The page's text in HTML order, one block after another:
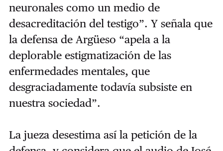
neuronales como un medio de
desacreditación del testigo”. Y señala que
la defensa de Argüeso “apela a la
deplorable estigmatización de las
enfermedades mentales, que
desgraciadamente todavía subsiste en
nuestra sociedad”.
La jueza desestima así la petición de la